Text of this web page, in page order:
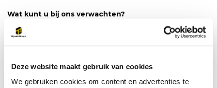
Deze website maakt gebruik van cookies
We gebruiken cookies om content en advertenties te
Wat kunt u bij ons verwachten?
Gratis
Ophalen in Emmen mogelijk
Productspecificaties